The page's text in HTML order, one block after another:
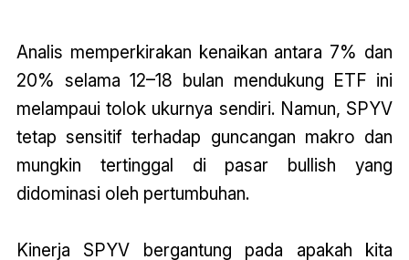
Analis memperkirakan kenaikan antara 7% dan
20% selama 12–18 bulan mendukung ETF ini
melampaui tolok ukurnya sendiri. Namun, SPYV
tetap sensitif terhadap guncangan makro dan
mungkin tertinggal di pasar bullish yang
didominasi oleh pertumbuhan.
Kinerja SPYV bergantung pada apakah kita